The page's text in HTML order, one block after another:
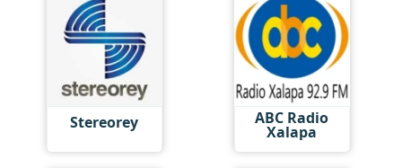
Stereorey ABC Radio
Xalapa